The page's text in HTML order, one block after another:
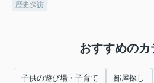
歴史探訪
おすすめのカ
子供の遊び場・子育て 部屋探し